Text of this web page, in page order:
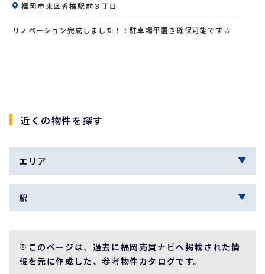
福岡市東区香椎駅前３丁目
リノベーション完成しました！！駐車場平置き確保可能です☆
近くの物件を探す
エリア
駅
※このページは、過去に福岡売買ナビへ掲載された情
報を元に作成した、参考物件カタログです。